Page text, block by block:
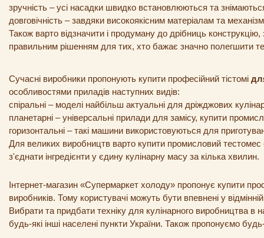
зручність – усі насадки швидко встановлюються та
довговічність – завдяки високоякісним матеріалам та
Також варто відзначити і продуману до дрібниць
правильним рішенням для тих, хто бажає значно полегшити
Сучасні виробники пропонують купити професійний тістомі
особливостями приладів наступних видів:
спіральні – моделі найбільш актуальні для дріжджових
планетарні – універсальні прилади для замісу, купити
горизонтальні – такі машини використовуються для
Для великих виробництв варто купити промисловий тестомес
з'єднати інгредієнти у єдину кулінарну масу за кілька хвилин.
Інтернет-магазин «Супермаркет холоду» пропонує купити
виробників. Тому користувачі можуть бути впевнені у відмінній
Вибрати та придбати техніку для кулінарного виробництва
будь-які інші населені пункти України. Також пропонуємо